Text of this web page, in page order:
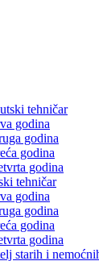
tehničar
godina
godina
godina
godina
tehničar
godina
godina
godina
godina
starih i